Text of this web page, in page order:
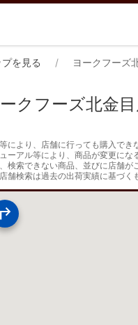
を見る ヨークフーズ
クフーズ北金
により、店舗に行っても購入でき
ーアル等により、商品が変更にな
検索できない商品、並びに店舗が
舗検索は過去の出荷実績に基づく